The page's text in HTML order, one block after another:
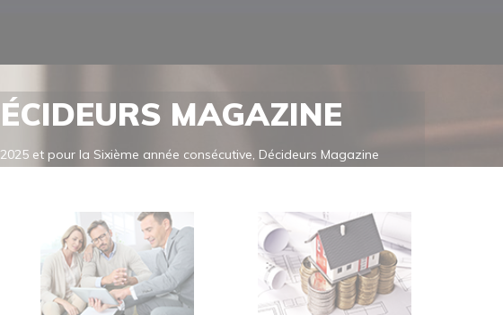
MAGAZINE
et pour la Sixième année consécutive, Décideurs Magazine
confirmant ainsi sa position dans le Sud-Est de la France comme